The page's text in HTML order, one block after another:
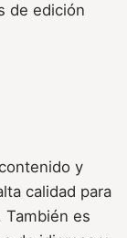
de edición
y
calidad para
es